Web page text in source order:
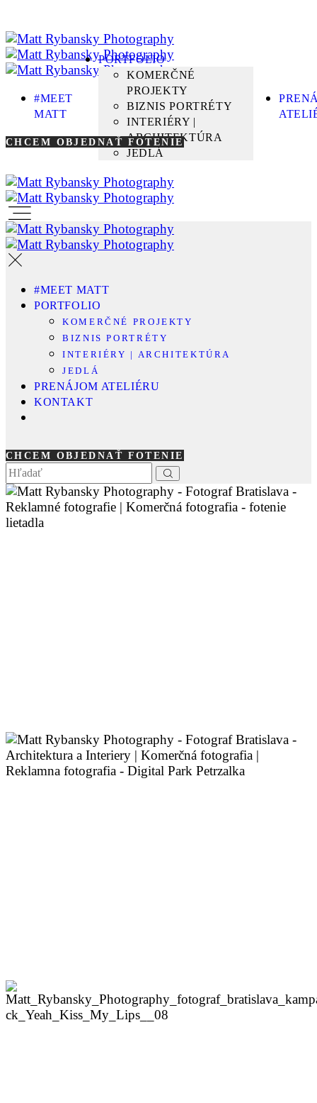
#MEET
MATT
PORTFOLIO
KOMERČNÉ
PROJEKTY
BIZNIS PORTRÉTY
INTERIÉRY |
ARCHITEKTÚRA
JEDLÁ
CHCEM OBJEDNAŤ FOTENIE
#MEET MATT
PORTFOLIO
KOMERČNÉ PROJEKTY
BIZNIS PORTRÉTY
INTERIÉRY | ARCHITEKTÚRA
JEDLÁ
PRENÁJOM ATELIÉRU
KONTAKT
CHCEM OBJEDNAŤ FOTENIE